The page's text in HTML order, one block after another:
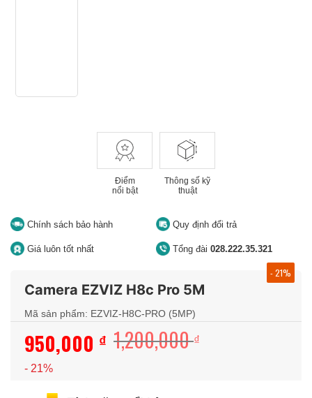
Điểm
nổi bật
Thông số kỹ
thuật
Chính sách bảo hành Quy định đổi trả
Giá luôn tốt nhất Tổng đài 028.222.35.321
Camera EZVIZ H8c Pro 5M
Mã sản phẩm: EZVIZ-H8C-PRO (5MP)
1,200,000₫
950,000 ₫
- 21%
- 21%